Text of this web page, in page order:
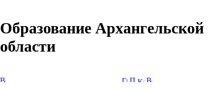
Образование Архангельской
области